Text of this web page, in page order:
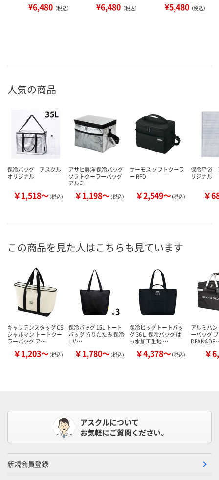
¥6,480 （税込） ¥6,480 （税込） ¥5,480 （税込）
人気の商品
保冷バッグ アスクル
オリジナル
￥1,518～（税込）
アサヒ興洋 保冷バッグ
ソフトクーラーバッグ
アルミ
￥1,198～（税込）
サーモス ソフトクーラ
ー RFD
￥2,549～（税込）
保冷平袋
リジナル
￥
この商品を見た人はこちらも見ています
キャプテンスタッグ CS
シャルマン トートクー
ラーバッグ ア…
￥1,203～（税込）
保冷バッグ 15L トート
バッグ 折りたたみ 保冷
LIV …
￥1,780～（税込）
保冷ビッグトートバッ
グ 36Ｌ 保冷バッグ は
っ水加工生地 …
￥4,378～（税込）
アルミハ
ーバッグ
￥
アスクルについて
お気軽にご質問ください。
新規会員登録